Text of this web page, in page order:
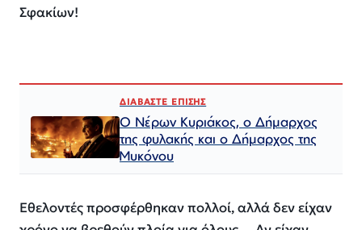
Σφακίων!
ΔΙΑΒΑΣΤΕ ΕΠΙΣΗΣ
Ο Νέρων Κυριάκος, o Δήμαρχος
της φυλακής και ο Δήμαρχος της
Μυκόνου
Εθελοντές προσφέρθηκαν πολλοί, αλλά δεν είχαν